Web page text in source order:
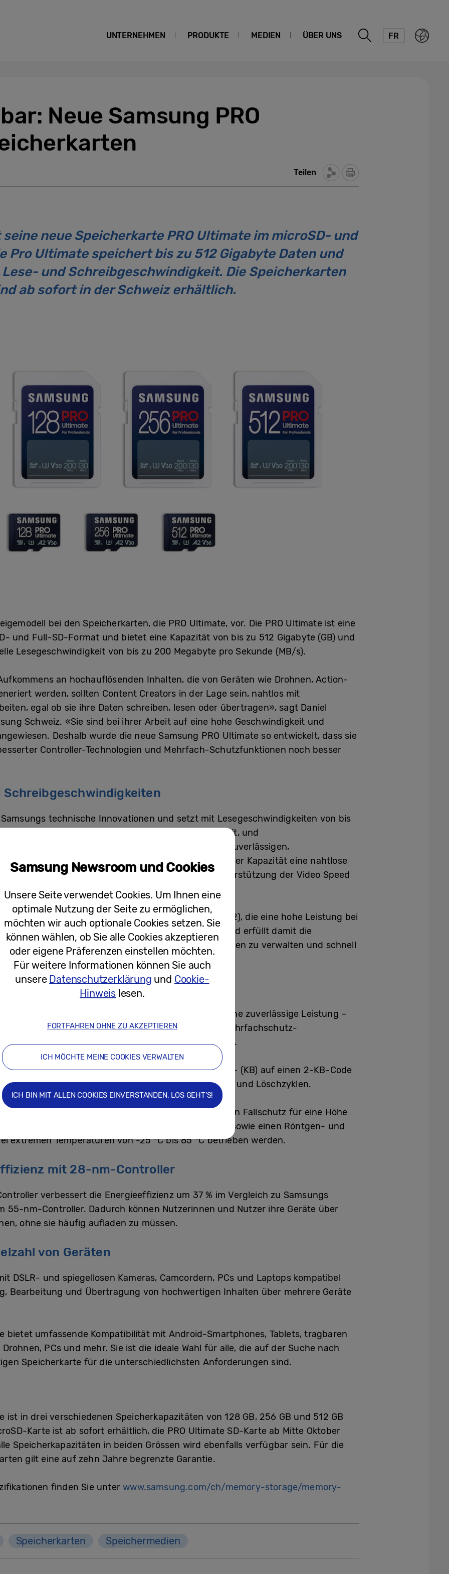
UNTERNEHMEN PRODUKTE MEDIEN ÜBER UNS FR
Neue Samsung PRO
Teilen
neue Speicherkarte PRO Ultimate im microSD- und
Pro Ultimate speichert bis zu 512 Gigabyte Daten und
und Schreibgeschwindigkeit. Die Speicherkarten
ab sofort in der Schweiz erhältlich.
bei den Speicherkarten, die PRO Ultimate, vor. Die PRO Ultimate ist eine
und Full-SD-Format und bietet eine Kapazität von bis zu 512 Gigabyte (GB) und
Lesegeschwindigkeit von bis zu 200 Megabyte pro Sekunde (MB/s).
an hochauflösenden Inhalten, die von Geräten wie Drohnen, Action-
werden, sollten Content Creators in der Lage sein, nahtlos mit
egal ob sie ihre Daten schreiben, lesen oder übertragen», sagt Daniel
Schweiz. «Sie sind bei ihrer Arbeit auf eine hohe Geschwindigkeit und
Deshalb wurde die neue Samsung PRO Ultimate so entwickelt, dass sie
Controller-Technologien und Mehrfach-Schutzfunktionen noch besser
technische Innovationen und setzt mit Lesegeschwindigkeiten von bis
die UHS-I-Schnittstelle erreichbaren Geschwindigkeit, und
MB/s einen branchenführenden Standard. Diese zuverlässigen,
ermöglichen unabhängig von der Kapazität eine nahtlose
Dateien wie 4K-UHD- und Full-HD-Videos mit Unterstützung der Video Speed
verfügt über die Application Performance Class 2 (A2), die eine hohe Leistung bei
sowie Multitasking-Fähigkeiten ermöglicht, und erfüllt damit die
Nutzer an die Fähigkeit, grosse Mengen an Inhalten zu verwalten und schnell
und Langlebigkeit
Fotografinnen, Fotografen und Content Creators eine zuverlässige Leistung –
Code (ECC)-Engine des Controllers und der Mehrfachschutz-
über längere Zeiträume gewährleisten.
(Low Density Parity Check) von einem 1-Kilobyte- (KB) auf einen 2-KB-Code
Langlebigkeit für eine höhere Anzahl von Schreib- und Löschzyklen.
für bis zu 72 Stunden in zwei Metern Tiefe, einen Fallschutz für eine Höhe
für bis zu 10’000 Wischbewegungen sowie einen Röntgen- und
extremen Temperaturen von -25 °C bis 85 °C betrieben werden.
mit 28-nm-Controller
verbessert die Energieeffizienz um 37 % im Vergleich zu Samsungs
55-nm-Controller. Dadurch können Nutzerinnen und Nutzer ihre Geräte über
ohne sie häufig aufladen zu müssen.
von Geräten
DSLR- und spiegellosen Kameras, Camcordern, PCs und Laptops kompatibel
Bearbeitung und Übertragung von hochwertigen Inhalten über mehrere Geräte
bietet umfassende Kompatibilität mit Android-Smartphones, Tablets, tragbaren
PCs und mehr. Sie ist die ideale Wahl für alle, die auf der Suche nach
Speicherkarte für die unterschiedlichsten Anforderungen sind.
ist in drei verschiedenen Speicherkapazitäten von 128 GB, 256 GB und 512 GB
Karte ist ab sofort erhältlich, die PRO Ultimate SD-Karte ab Mitte Oktober
Speicherkapazitäten in beiden Grössen wird ebenfalls verfügbar sein. Für die
gilt eine auf zehn Jahre begrenzte Garantie.
finden Sieunterwww.samsung.com/ch/memory-storage/memory-
Speicherkarten Speichermedien
Samsung Newsroom und Cookies
Unsere Seite verwendet Cookies. Um Ihnen eine
optimale Nutzung der Seite zu ermöglichen,
möchten wir auch optionale Cookies setzen. Sie
können wählen, ob Sie alle Cookies akzeptieren
oder eigene Präferenzen einstellen möchten.
Für weitere Informationen können Sie auch
unsere Datenschutzerklärung und Cookie-
Hinweis lesen.
FORTFAHREN OHNE ZU AKZEPTIEREN
ICH MÖCHTE MEINE COOKIES VERWALTEN
ICH BIN MIT ALLEN COOKIES EINVERSTANDEN, LOS GEHT'S!